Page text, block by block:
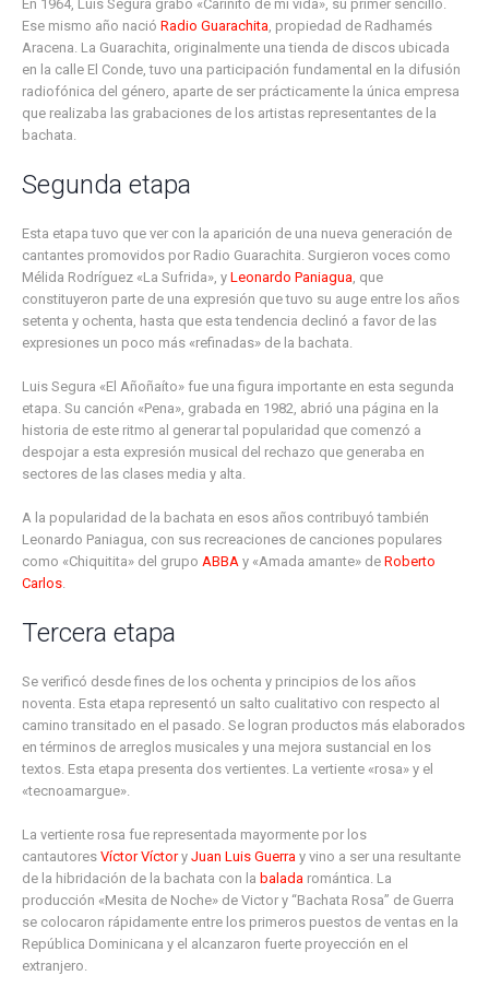
En 1964, Luis Segura grabó «Cariñito de mi vida», su primer sencillo.
Ese mismo año nacióRadio Guarachita , propiedad de Radhamés
Aracena. La Guarachita, originalmente una tienda de discos ubicada
en la calle El Conde, tuvo una participación fundamental en la difusión
radiofónica del género, aparte de ser prácticamente la única empresa
que realizaba las grabaciones de los artistas representantes de la
bachata.
Segunda etapa
Esta etapa tuvo que ver con la aparición de una nueva generación de
cantantes promovidos por Radio Guarachita. Surgieron voces como
Mélida Rodríguez «La Sufrida», yLeonardo Paniagua , que
constituyeron parte de una expresión que tuvo su auge entre los años
setenta y ochenta, hasta que esta tendencia declinó a favor de las
expresiones un poco más «refinadas» de la bachata.
Luis Segura «El Añoñaíto» fue una figura importante en esta segunda
etapa. Su canción «Pena», grabada en 1982, abrió una página en la
historia de este ritmo al generar tal popularidad que comenzó a
despojar a esta expresión musical del rechazo que generaba en
sectores de las clases media y alta.
A la popularidad de la bachata en esos años contribuyó también
Leonardo Paniagua, con sus recreaciones de canciones populares
como «Chiquitita» del grupo ABBA y «Amada amante» deRoberto
Carlos
Tercera etapa
Se verificó desde fines de los ochenta y principios de los años
noventa. Esta etapa representó un salto cualitativo con respecto al
camino transitado en el pasado. Se logran productos más elaborados
en términos de arreglos musicales y una mejora sustancial en los
textos. Esta etapa presenta dos vertientes. La vertiente «rosa» y el
«tecnoamargue».
La vertiente rosa fue representada mayormente por los
cantautoresVíctor VíctoryJuan Luis Guerra y vino a ser una resultante
de la hibridación de la bachata con labalada romántica. La
producción «Mesita de Noche» de Victor y “Bachata Rosa” de Guerra
se colocaron rápidamente entre los primeros puestos de ventas en la
República Dominicana y el alcanzaron fuerte proyección en el
extranjero.